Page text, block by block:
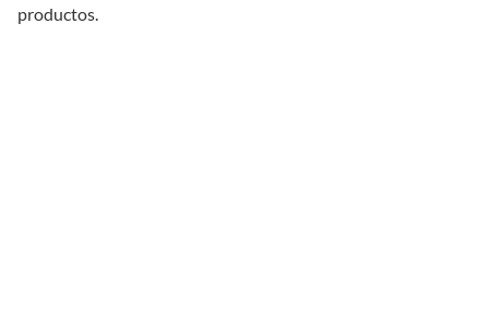
productos.